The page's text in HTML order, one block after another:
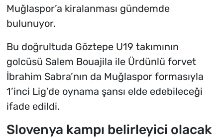
Muğlaspor’a kiralanması gündemde
bulunuyor.
Bu doğrultuda Göztepe U19 takımının
golcüsü Salem Bouajila ile Ürdünlü forvet
İbrahim Sabra’nın da Muğlaspor formasıyla
1’inci Lig’de oynama şansı elde edebileceği
ifade edildi.
Slovenya kampı belirleyici olacak